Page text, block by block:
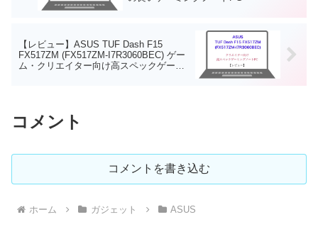
【レビュー】ASUS TUF Dash F15
FX517ZM (FX517ZM-I7R3060BEC) ゲー
ム・クリエイター向け高スペックゲーミ
コメント
コメントを書き込む
ホーム ガジェット ASUS